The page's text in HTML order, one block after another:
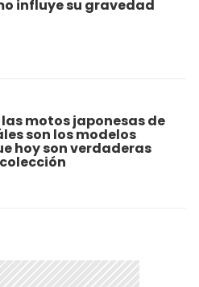
influye su gravedad
las motos japonesas de
son los modelos
hoy son verdaderas